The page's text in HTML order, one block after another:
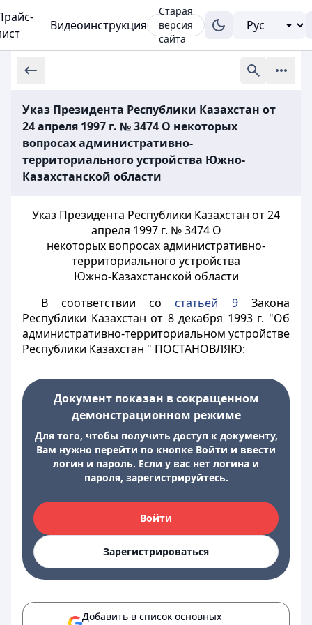
Видеоинструкция
Старая
версия
сайта
Указ Президента Республики Казахстан от
24 апреля 1997 г. № 3474 О некоторых
вопросах административно-
территориального устройства Южно-
Казахстанской области
Указ Президента Республики Казахстан от 24
апреля 1997 г. № 3474 О
некоторых вопросах административно-
территориального устройства
Южно-Казахстанской области
В соответствии со статьей 9Закона
Республики Казахстан от 8 декабря 1993 г. "Об
административно-территориальном устройстве
Республики Казахстан " ПОСТАНОВЛЯЮ:
Документ показан в сокращенном
демонстрационном режиме
Для того, чтобы получить доступ к документу,
Вам нужно перейти по кнопке Войти и ввести
логин и пароль. Если у вас нет логина и
пароля, зарегистрируйтесь.
Войти
Зарегистрироваться
Добавить в список основных